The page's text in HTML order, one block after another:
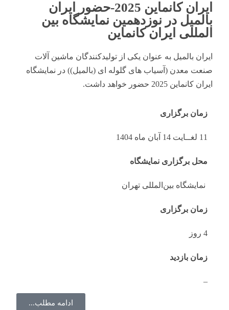
ایران کانماین 2025-حضور ایران
بالمیل در نوزدهمین نمایشگاه بین
المللی ایران کانماین
ایران بالمیل به عنوان یکی از تولیدکنندگان ماشین آلات
صنعت معدن (آسیاب های گلوله ای (بالمیل)) در نمایشگاه
ایران کانماین 2025 حضور خواهد داشت.
زمان برگزاری
11 لغــایت 14 آبان ماه 1404
محل برگزاری نمایشگاه
نمایشگاه بین‌المللی تهران
زمان برگزاری
4 روز
زمان بازدید
–
ادامه مطلب...